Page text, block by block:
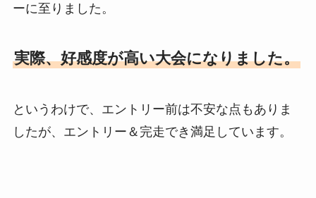
ーに至りました。
実際、好感度が高い大会になりました。
というわけで、エントリー前は不安な点もありま
したが、エントリー＆完走でき満足しています。